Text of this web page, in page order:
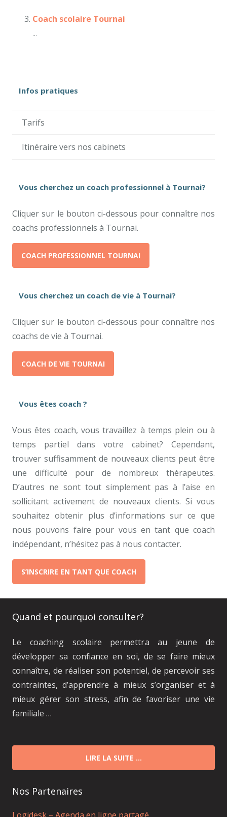
Coach scolaire Tournai
...
Infos pratiques
Tarifs
Itinéraire vers nos cabinets
Vous cherchez un coach professionnel à Tournai?
Cliquer sur le bouton ci-dessous pour connaître nos
coachs professionnels à Tournai.
COACH PROFESSIONNEL TOURNAI
Vous cherchez un coach de vie à Tournai?
Cliquer sur le bouton ci-dessous pour connaître nos
coachs de vie à Tournai.
COACH DE VIE TOURNAI
Vous êtes coach ?
Vous êtes coach, vous travaillez à temps plein ou à
temps partiel dans votre cabinet? Cependant,
trouver suffisamment de nouveaux clients peut être
une difficulté pour de nombreux thérapeutes.
D’autres ne sont tout simplement pas à l’aise en
sollicitant activement de nouveaux clients. Si vous
souhaitez obtenir plus d’informations sur ce que
nous pouvons faire pour vous en tant que coach
indépendant, n’hésitez pas à nous contacter.
S’INSCRIRE EN TANT QUE COACH
Quand et pourquoi consulter?
Le coaching scolaire permettra au jeune de
développer sa confiance en soi, de se faire mieux
connaître, de réaliser son potentiel, de percevoir ses
contraintes, d’apprendre à mieux s’organiser et à
mieux gérer son stress, afin de favoriser une vie
familiale …
LIRE LA SUITE …
Nos Partenaires